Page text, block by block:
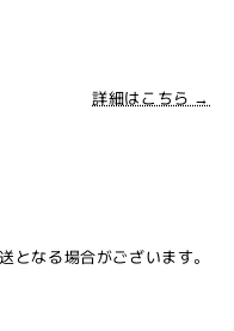
詳細はこちら →
となる場合がございます。